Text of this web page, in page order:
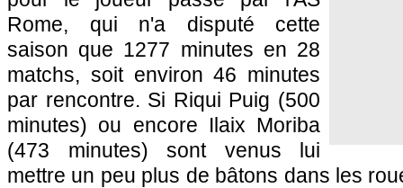
Rome, qui n'a disputé cette
saison que 1277 minutes en 28
matchs, soit environ 46 minutes
par rencontre. Si Riqui Puig (500
minutes) ou encore Ilaix Moriba
(473 minutes) sont venus lui
mettre un peu plus de bâtons dans les